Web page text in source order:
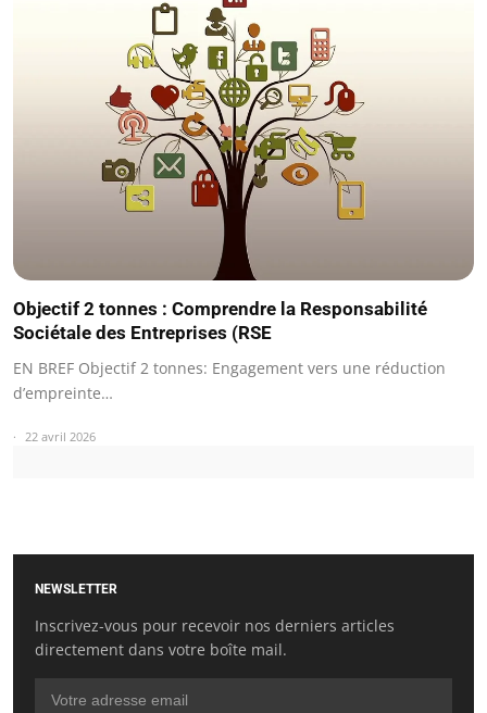
Objectif 2 tonnes : Comprendre la Responsabilité
Sociétale des Entreprises (RSE
EN BREF Objectif 2 tonnes: Engagement vers une réduction
d’empreinte…
22 avril 2026
NEWSLETTER
Inscrivez-vous pour recevoir nos derniers articles
directement dans votre boîte mail.